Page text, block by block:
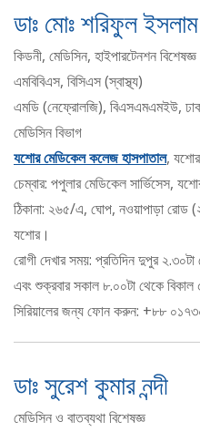
ডাঃ মোঃ শরিফুল
কিডনী, মেডিসিন, হাইপারটেনশন বিশেষজ্ঞ
এমবিবিএস, বিসিএস (স্বাস্থ্য)
এমডি (নেফ্রোলজি), বিএসএমএমইউ,
মেডিসিন বিভাগ
যশোর মেডিকেল কলেজ হাসপাতাল, যশোর
চেম্বার: পপুলার মেডিকেল সার্ভিসেস,
ঠিকানা: ২৬৫/এ, ঘোপ, নওয়াপাড়া রোড
যশোর।
রোগী দেখার সময়: প্রতিদিন দুপুর ২.৩০টা
এবং শুক্রবার সকাল ৮.০০টা থেকে বিকাল
সিরিয়ালের জন্য ফোন করুন: +৮৮
ডাঃ সুরেশ কুমার নন্দী
মেডিসিন ও বাতব্যথা বিশেষজ্ঞ